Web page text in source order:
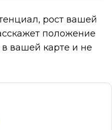
рост вашей
положение
вашей карте и не